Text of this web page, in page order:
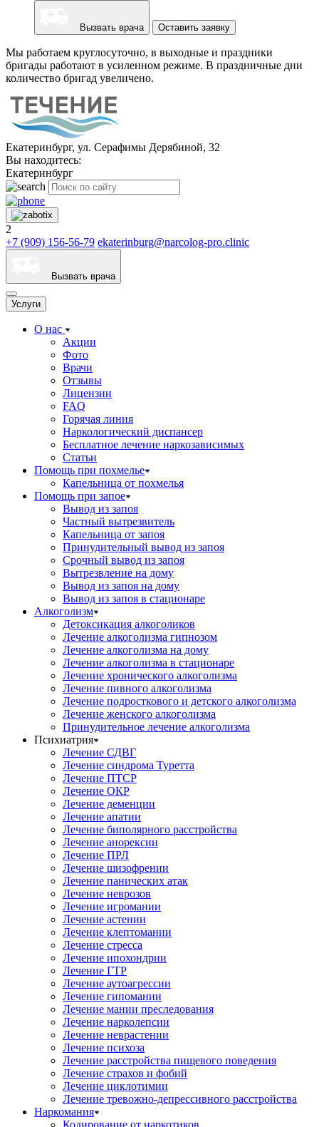
Вызвать врача Оставить заявку
Мы работаем круглосуточно, в выходные и праздники
бригады работают в усиленном режиме. В праздничные дни
количество бригад увеличено.
Екатеринбург, ул. Серафимы Дерябиной, 32
Вы находитесь:
Екатеринбург
2
+7 (909) 156-56-79 ekaterinburg@narcolog-pro.clinic
Вызвать врача
Услуги
О нас
Акции
Фото
Врачи
Отзывы
Лицензии
FAQ
Горячая линия
Наркологический диспансер
Бесплатное лечение наркозависимых
Статьи
Помощь при похмелье
Капельница от похмелья
Помощь при запое
Вывод из запоя
Частный вытрезвитель
Капельница от запоя
Принудительный вывод из запоя
Срочный вывод из запоя
Вытрезвление на дому
Вывод из запоя на дому
Вывод из запоя в стационаре
Алкоголизм
Детоксикация алкоголиков
Лечение алкоголизма гипнозом
Лечение алкоголизма на дому
Лечение алкоголизма в стационаре
Лечение хронического алкоголизма
Лечение пивного алкоголизма
Лечение подросткового и детского алкоголизма
Лечение женского алкоголизма
Принудительное лечение алкоголизма
Психиатрия
Лечение СДВГ
Лечение синдрома Туретта
Лечение ПТСР
Лечение ОКР
Лечение деменции
Лечение апатии
Лечение биполярного расстройства
Лечение анорексии
Лечение ПРЛ
Лечение шизофрении
Лечение панических атак
Лечение неврозов
Лечение игромании
Лечение астении
Лечение клептомании
Лечение стресса
Лечение ипохондрии
Лечение ГТР
Лечение аутоагрессии
Лечение гипомании
Лечение мании преследования
Лечение нарколепсии
Лечение неврастении
Лечение психоза
Лечение расстройства пищевого поведения
Лечение страхов и фобий
Лечение циклотимии
Лечение тревожно-депрессивного расстройства
Наркомания
Кодирование от наркотиков